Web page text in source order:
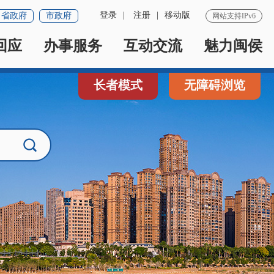
网站支持IPv6
登录 注册 移动版
省政府 市政府
应 办事服务 互动交流 魅力闽侯
长者模式 无障碍浏览